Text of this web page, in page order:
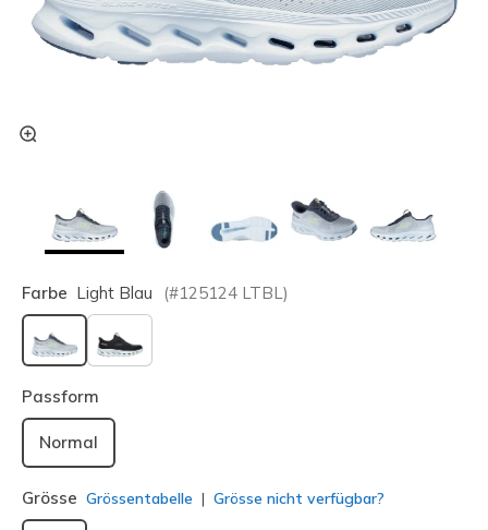
Farbe Light Blau (#125124 LTBL)
ausgewählt
Passform
Normal
Grösse Grössentabelle Grösse nicht verfügbar?